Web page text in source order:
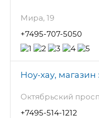
Мира, 19
+7495-707-5050
Ноу-хау,
Октябрьский
+7495-514-1212